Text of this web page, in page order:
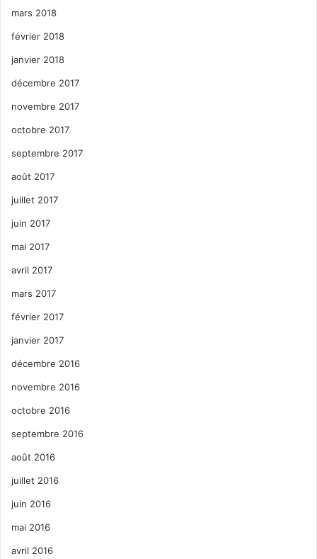
mars 2018
février 2018
janvier 2018
décembre 2017
novembre 2017
octobre 2017
septembre 2017
août 2017
juillet 2017
juin 2017
mai 2017
avril 2017
mars 2017
février 2017
janvier 2017
décembre 2016
novembre 2016
octobre 2016
septembre 2016
août 2016
juillet 2016
juin 2016
mai 2016
avril 2016